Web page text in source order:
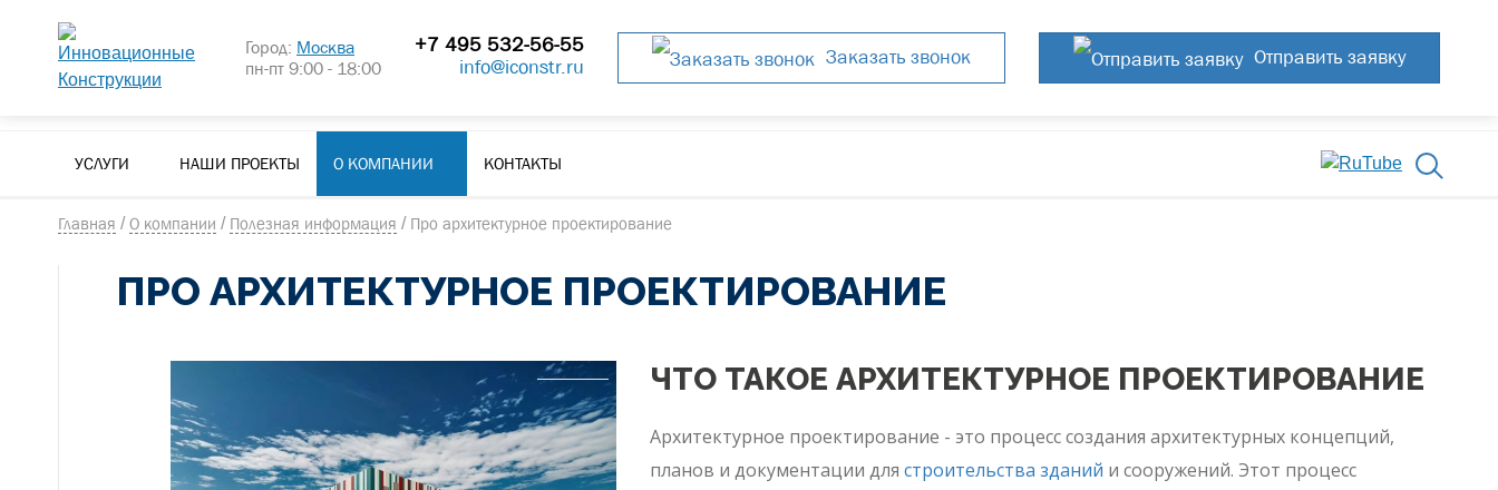
Город: Москва
пн-пт 9:00 - 18:00
+7 495 532-56-55
info@iconstr.ru
Заказать звонок Отправить заявку
УСЛУГИ НАШИ ПРОЕКТЫ О КОМПАНИИ КОНТАКТЫ
Главная /О компании / Полезная информация / Про архитектурное проектирование
ПРО АРХИТЕКТУРНОЕ ПРОЕКТИРОВАНИЕ
ЧТО ТАКОЕ АРХИТЕКТУРНОЕ ПРОЕКТИРОВАНИЕ
Архитектурное проектирование - это процесс создания архитектурных концепций,
планов и документации для строительства зданий и сооружений. Этот процесс